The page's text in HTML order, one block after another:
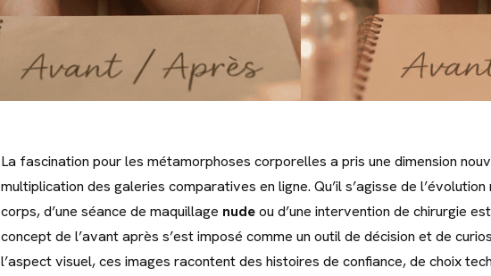
La fascination pour les métamorphoses corporelles a pris une dimension
multiplication des galeries comparatives en ligne. Qu’il s’agisse de l’évolution
corps, d’une séance de maquillage nudeou d’une intervention de chirurgie
concept de l’avant après s’est imposé comme un outil de décision et de
l’aspect visuel, ces images racontent des histoires de confiance, de choix